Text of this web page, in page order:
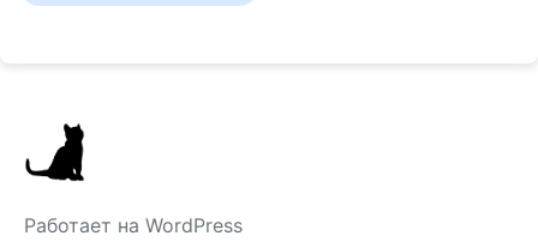
Работает на WordPress